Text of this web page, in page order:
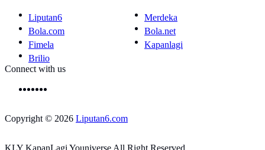
Liputan6
Merdeka
Bola.com
Bola.net
Fimela
Kapanlagi
Brilio
Connect with us
Copyright © 2026 Liputan6.com
KLY KapanLagi Youniverse All Right Reserved.